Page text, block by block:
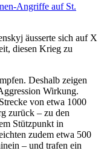
Angriffe auf St.
äusserte sich auf X
diesen Krieg zu
Deshalb zeigen
Wirkung.
von etwa 1000
zurück – zu den
Stützpunkt in
zudem etwa 500
– und trafen ein